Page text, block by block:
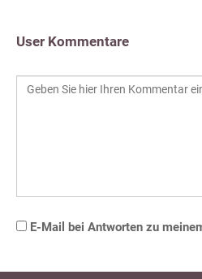
User Kommentare
E-Mail bei Antworten zu